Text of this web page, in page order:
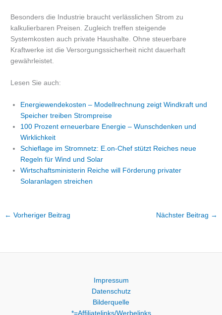
Besonders die Industrie braucht verlässlichen Strom zu
kalkulierbaren Preisen. Zugleich treffen steigende
Systemkosten auch private Haushalte. Ohne steuerbare
Kraftwerke ist die Versorgungssicherheit nicht dauerhaft
gewährleistet.
Lesen Sie auch:
Energiewendekosten – Modellrechnung zeigt Windkraft und
Speicher treiben Strompreise
100 Prozent erneuerbare Energie – Wunschdenken und
Wirklichkeit
Schieflage im Stromnetz: E.on-Chef stützt Reiches neue
Regeln für Wind und Solar
Wirtschaftsministerin Reiche will Förderung privater
Solaranlagen streichen
← Vorheriger Beitrag Nächster Beitrag →
Impressum
Datenschutz
Bilderquelle
*=Affiliatelinks/Werbelinks